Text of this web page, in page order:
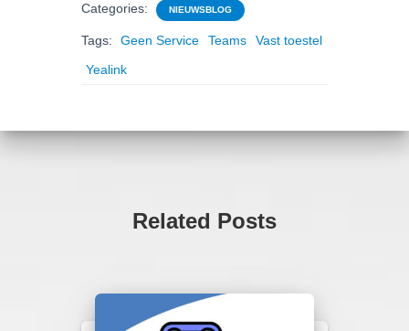
Categories: NIEUWSBLOG
Tags: Geen Service Teams
Vast toestel
Yealink
Related Posts